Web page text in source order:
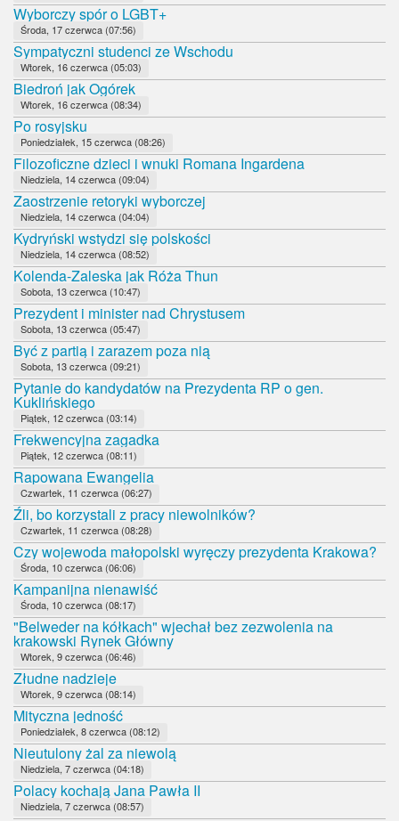
Wyborczy spór o LGBT+
Środa, 17 czerwca (07:56)
Sympatyczni studenci ze Wschodu
Wtorek, 16 czerwca (05:03)
Biedroń jak Ogórek
Wtorek, 16 czerwca (08:34)
Po rosyjsku
Poniedziałek, 15 czerwca (08:26)
Filozoficzne dzieci i wnuki Romana Ingardena
Niedziela, 14 czerwca (09:04)
Zaostrzenie retoryki wyborczej
Niedziela, 14 czerwca (04:04)
Kydryński wstydzi się polskości
Niedziela, 14 czerwca (08:52)
Kolenda-Zaleska jak Róża Thun
Sobota, 13 czerwca (10:47)
Prezydent i minister nad Chrystusem
Sobota, 13 czerwca (05:47)
Być z partią i zarazem poza nią
Sobota, 13 czerwca (09:21)
Pytanie do kandydatów na Prezydenta RP o gen.
Kuklińskiego
Piątek, 12 czerwca (03:14)
Frekwencyjna zagadka
Piątek, 12 czerwca (08:11)
Rapowana Ewangelia
Czwartek, 11 czerwca (06:27)
Źli, bo korzystali z pracy niewolników?
Czwartek, 11 czerwca (08:28)
Czy wojewoda małopolski wyręczy prezydenta Krakowa?
Środa, 10 czerwca (06:06)
Kampanijna nienawiść
Środa, 10 czerwca (08:17)
"Belweder na kółkach" wjechał bez zezwolenia na
krakowski Rynek Główny
Wtorek, 9 czerwca (06:46)
Złudne nadzieje
Wtorek, 9 czerwca (08:14)
Mityczna jedność
Poniedziałek, 8 czerwca (08:12)
Nieutulony żal za niewolą
Niedziela, 7 czerwca (04:18)
Polacy kochają Jana Pawła II
Niedziela, 7 czerwca (08:57)